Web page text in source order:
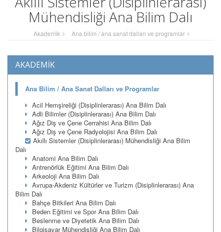
Mühendisliği Ana Bilim Dalı
Akademi̇k Ana bilim / ana sanat dalları ve programlar
AKADEMİK
Ana Bilim / Ana Sanat Dalları ve Programlar
Acil Hemşireliği (Disiplinlerarası) Ana Bilim Dalı
Adli Bilimler (Disiplinlerarası) Ana Bilim Dalı
Ağız Diş ve Çene Cerrahisi Ana Bilim Dalı
Ağız Diş ve Çene Radyolojisi Ana Bilim Dalı
Akıllı Sistemler (Disiplinlerarası) Mühendisliği Ana Bilim
Dalı
Anatomi Ana Bilim Dalı
Antrenörlük Eğitimi Ana Bilim Dalı
Arkeoloji Ana Bilim Dalı
Avrupa-Akdeniz Kültürler ve Turizm (Disiplinlerarası) Ana
Bilim Dalı
Bahçe Bitkileri Ana Bilim Dalı
Beden Eğitimi ve Spor Ana Bilim Dalı
Beslenme ve Diyetetik Ana Bilim Dalı
Bilgisayar Mühendisliği Ana Bilim Dalı